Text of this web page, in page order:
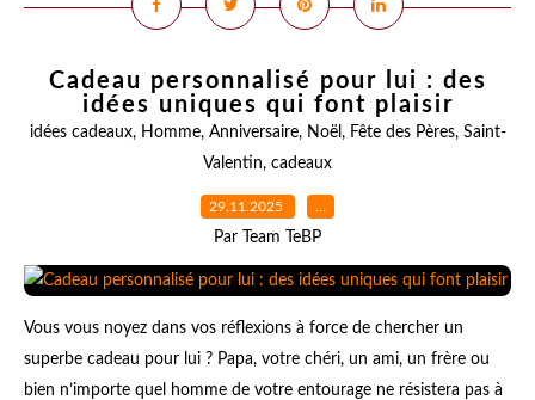
Cadeau personnalisé pour lui : des
idées uniques qui font plaisir
idées cadeaux, Homme, Anniversaire, Noël , Fête des Pères, Saint-
Valentin, cadeaux
29.11.2025 …
Par Team TeBP
Vous vous noyez dans vos réflexions à force de chercher un
superbe cadeau pour lui ? Papa, votre chéri, un ami, un frère ou
bien n’importe quel homme de votre entourage ne résistera pas à